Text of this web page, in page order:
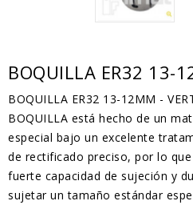
BOQUILLA ER32 13-
BOQUILLA ER32 13-12MM -
BOQUILLA está hecho de un
especial bajo un excelente
de rectificado preciso, por lo
fuerte capacidad de sujeción y
sujetar un tamaño estándar